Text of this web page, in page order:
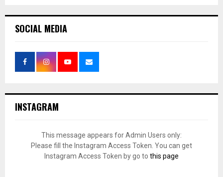
SOCIAL MEDIA
INSTAGRAM
This message appears for Admin Users only:
Please fill the Instagram Access Token. You can get
Instagram Access Token by go to this page